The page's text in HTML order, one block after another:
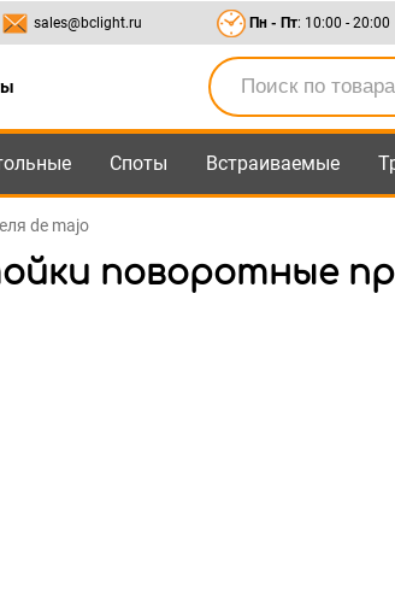
sales@bclight.ru
sales@bclight.ru Пн - Пт: 10:00 - 20:00
Споты Встраиваемые
de majo
поворотные